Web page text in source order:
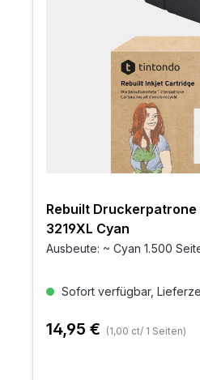
Rebuilt
3219XL Cyan
Ausbeute: ~ Cyan 1.500
Sofort verfügbar,
14,95 € (1,00 ct/ 1 Seiten)